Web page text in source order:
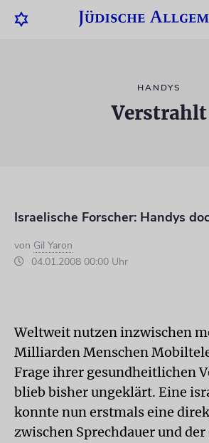
HANDYS
Verstrahlt
Israelische Forscher: Handys
von Gil Yaron
04.01.2008 00:00 Uhr
Weltweit nutzen inzwischen
Milliarden Menschen
Frage ihrer gesundheitlichen
blieb bisher ungeklärt. Eine
konnte nun erstmals eine
zwischen Sprechdauer und